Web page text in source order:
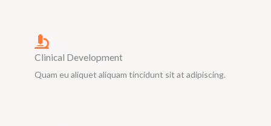
Clinical Development
Quam eu aliquet aliquam tincidunt sit at adipiscing.